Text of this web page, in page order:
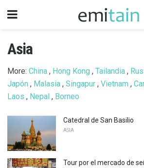
Asia
More: China , Hong Kong , Tailandia ,
Japón , Malasia , Singapur , Vietnam ,
Laos , Nepal , Borneo
Catedral de San Basilio
ASIA
Tour por el mercado de